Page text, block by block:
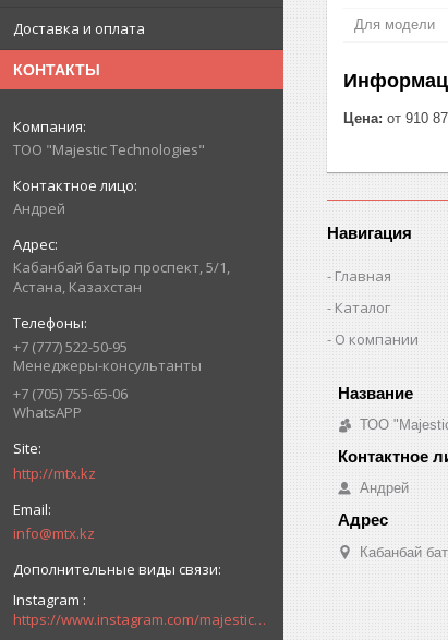
Доставка и оплата
КОНТАКТЫ
ТОО "Majestic Technologies"
Андрей
Кабанбай батыр проспект, 5/1,
Астана, Казахстан
+7 (777) 522-50-95
Менеджеры-консультанты
+7 (705) 755-65-06
WhatsAPP
http://mtx.kz
info@mtx.kz
Instagram
https://www.instagram.com/majestic_technologies.kz/
Для модели
Цена: от 910
Навигация
Главная
Каталог
О компании
ТОО
Андрей
Кабанбай